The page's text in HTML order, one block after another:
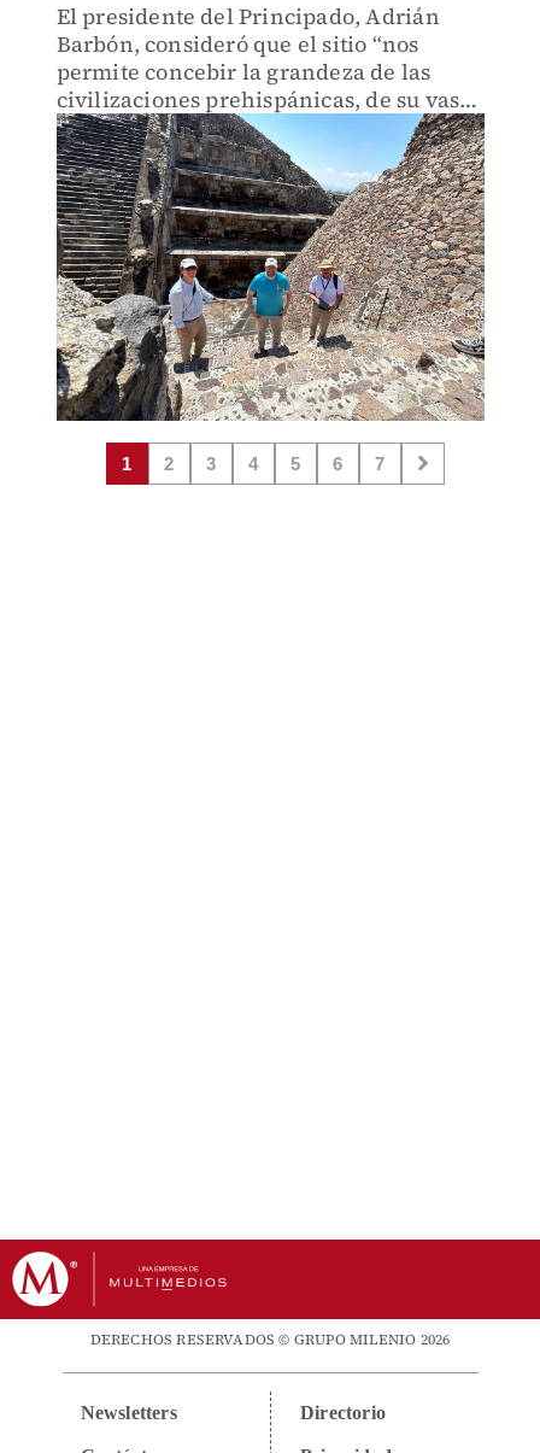
El presidente del Principado, Adrián
Barbón, consideró que el sitio “nos
permite concebir la grandeza de las
civilizaciones prehispánicas, de su vasta
cultura, altísima capacidad constructiva,
su comprensión de la astronomía y del
mundo”
1 2 3 4 5 6 7
DERECHOS RESERVADOS © GRUPO MILENIO 2026
Newsletters Directorio